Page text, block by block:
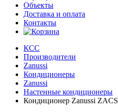
Объекты
Доставка и оплата
Контакты
КСС
Производители
Zanussi
Кондиционеры
Zanussi
Настенные кондиционеры
Кондиционер Zanussi